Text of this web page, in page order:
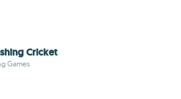
Cricket
Games